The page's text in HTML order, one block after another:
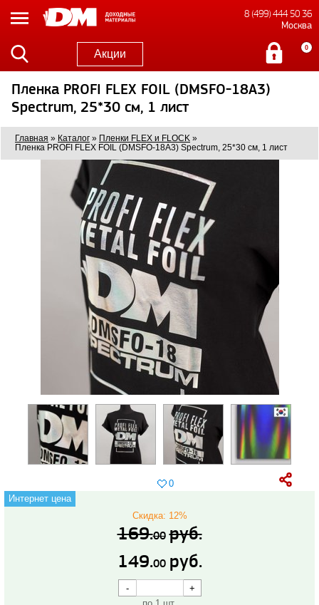
8 (499) 444 50 36
Москва
Акции 0
Пленка PROFI FLEX FOIL (DMSFO-18A3)
Spectrum, 25*30 см, 1 лист
Главная » Каталог » Пленки FLEX и FLOCK »
Пленка PROFI FLEX FOIL (DMSFO-18A3) Spectrum, 25*30 см, 1 лист
0
Интернет цена
149.00 руб.
169.00 руб.
Скидка: 12%